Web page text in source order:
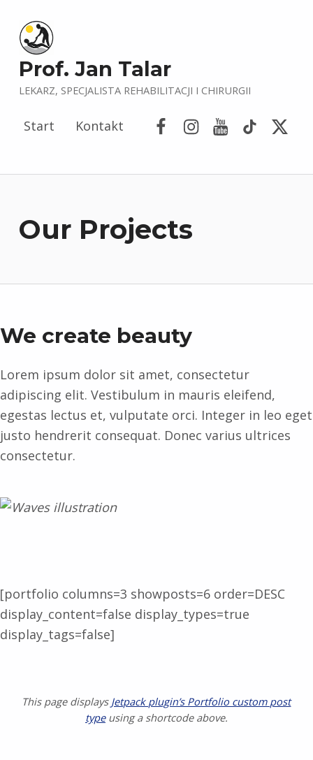
Prof. Jan Talar
LEKARZ, SPECJALISTA REHABILITACJI I CHIRURGII
Start Kontakt
Our Projects
We create beauty
Lorem ipsum dolor sit amet, consectetur
adipiscing elit. Vestibulum in mauris eleifend,
egestas lectus et, vulputate orci. Integer in leo eget
justo hendrerit consequat. Donec varius ultrices
consectetur.
[portfolio columns=3 showposts=6 order=DESC
display_content=false display_types=true
display_tags=false]
This page displays Jetpack plugin’s Portfolio custom post
typeusing a shortcode above.